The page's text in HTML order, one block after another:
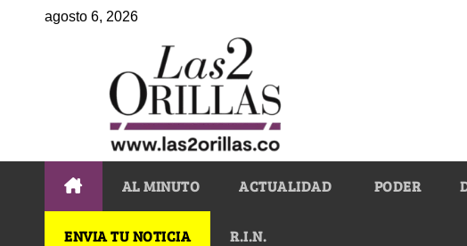
agosto 6, 2026
AL MINUTO ACTUALIDAD PODER
ENVIA TU NOTICIA R.I.N.